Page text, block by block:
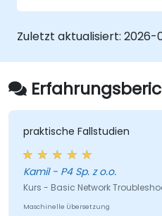
Zuletzt aktualisiert: 2026-
praktische Fallstudien
Kamil - P4 Sp. z o.o.
Kurs - Basic Network
Maschinelle Übersetzung